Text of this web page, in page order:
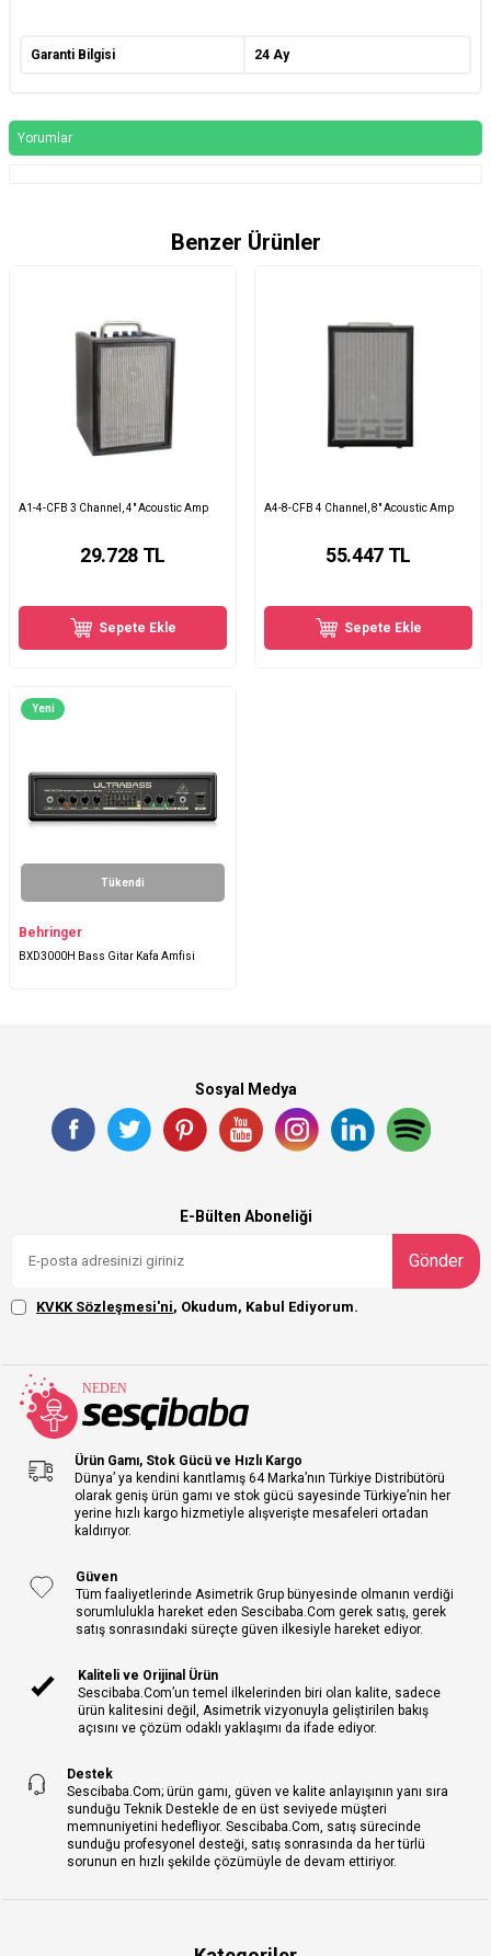
Garanti Bilgisi 24 Ay
Yorumlar
Benzer Ürünler
A1-4-CFB 3 Channel, 4" Acoustic Amp
29.728TL
Sepete Ekle
A4-8-CFB 4 Channel, 8" Acoustic Amp
55.447TL
Sepete Ekle
Yeni
Tükendi
Behringer
BXD3000H Bass Gitar Kafa Amfisi
Sosyal Medya
E-Bülten Aboneliği
Gönder
KVKK Sözleşmesi'ni, Okudum, Kabul Ediyorum.
Ürün Gamı, Stok Gücü ve Hızlı Kargo
Dünya’ ya kendini kanıtlamış 64 Marka’nın Türkiye Distribütörü
olarak geniş ürün gamı ve stok gücü sayesinde Türkiye’nin her
yerine hızlı kargo hizmetiyle alışverişte mesafeleri ortadan
kaldırıyor.
Güven
Tüm faaliyetlerinde Asimetrik Grup bünyesinde olmanın verdiği
sorumlulukla hareket eden Sescibaba.Com gerek satış, gerek
satış sonrasındaki süreçte güven ilkesiyle hareket ediyor.
Kaliteli ve Orijinal Ürün
Sescibaba.Com’un temel ilkelerinden biri olan kalite, sadece
ürün kalitesini değil, Asimetrik vizyonuyla geliştirilen bakış
açısını ve çözüm odaklı yaklaşımı da ifade ediyor.
Destek
Sescibaba.Com; ürün gamı, güven ve kalite anlayışının yanı sıra
sunduğu Teknik Destekle de en üst seviyede müşteri
memnuniyetini hedefliyor. Sescibaba.Com, satış sürecinde
sunduğu profesyonel desteği, satış sonrasında da her türlü
sorunun en hızlı şekilde çözümüyle de devam ettiriyor.